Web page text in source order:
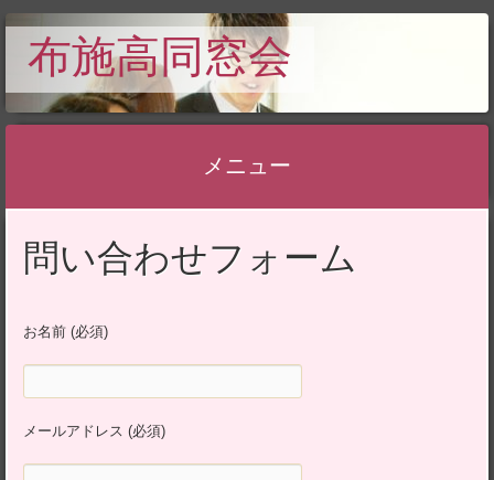
布施高同窓会
メニュー
ン
ツ
ス
キ
問い合わせフォーム
お名前 (必須)
メールアドレス (必須)